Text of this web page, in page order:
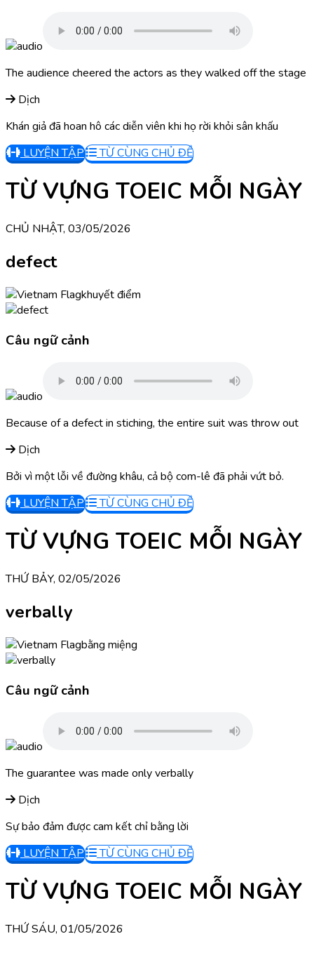
The audience cheered the actors as they walked off the stage
Dịch
Khán giả đã hoan hô các diễn viên khi họ rời khỏi sân khấu
LUYỆN TẬP
TỪ CÙNG CHỦ ĐỀ
TỪ VỰNG TOEIC MỖI NGÀY
CHỦ NHẬT, 03/05/2026
defect
khuyết điểm
Câu ngữ cảnh
Because of a defect in stiching, the entire suit was throw out
Dịch
Bởi vì một lỗi về đường khâu, cả bộ com-lê đã phải vứt bỏ.
LUYỆN TẬP
TỪ CÙNG CHỦ ĐỀ
TỪ VỰNG TOEIC MỖI NGÀY
THỨ BẢY, 02/05/2026
verbally
bằng miệng
Câu ngữ cảnh
The guarantee was made only verbally
Dịch
Sự bảo đảm được cam kết chỉ bằng lời
LUYỆN TẬP
TỪ CÙNG CHỦ ĐỀ
TỪ VỰNG TOEIC MỖI NGÀY
THỨ SÁU, 01/05/2026